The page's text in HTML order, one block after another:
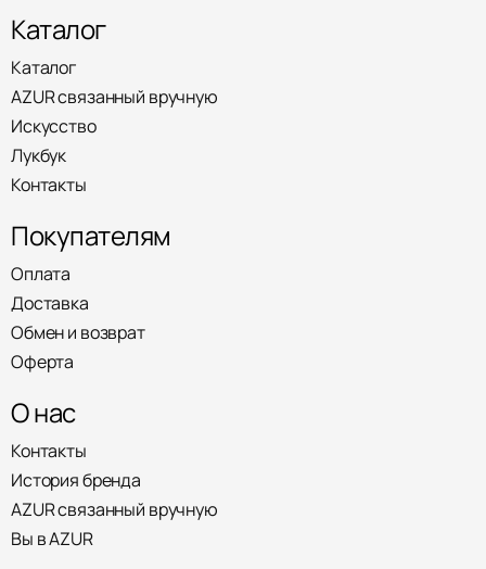
Каталог
Каталог
AZUR связанный вручную
Искусство
Лукбук
Контакты
Покупателям
Оплата
Доставка
Обмен и возврат
Оферта
О нас
Контакты
История бренда
AZUR связанный вручную
Вы в AZUR